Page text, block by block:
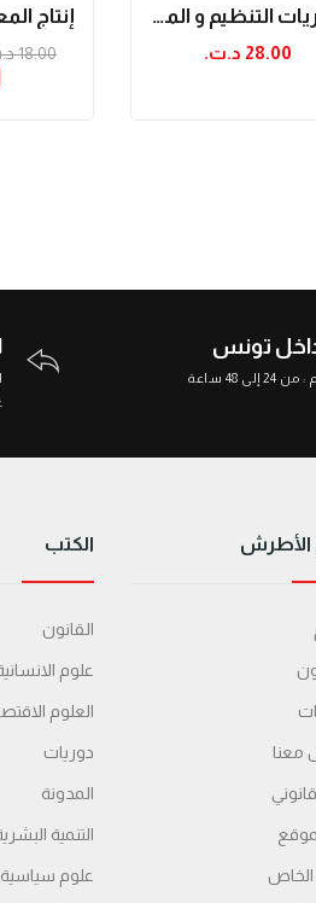
18.00 د.ت.‏
نظريات التنظيم و المؤسسة
28.00 د.ت.‏
تونس
48 ساعة
الأطرش
معنا
الكتب
القانون
علوم
العلوم
دوريات
المدونة
التنمية
علوم سياسية